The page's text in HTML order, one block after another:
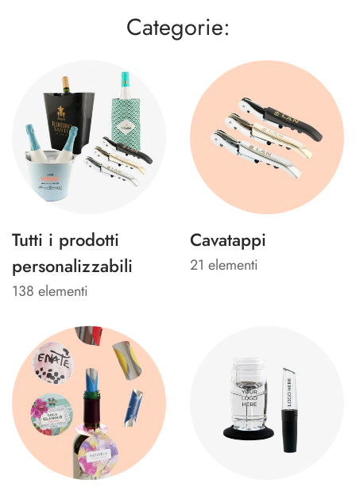
Categorie:
Tutti i prodotti
personalizzabili
138 elementi
Cavatappi
21 elementi